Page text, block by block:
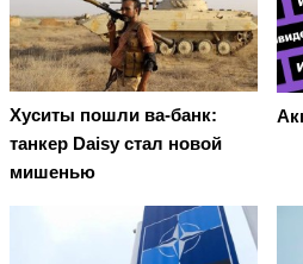
Хуситы пошли ва-банк:
танкер Daisy стал новой
мишенью